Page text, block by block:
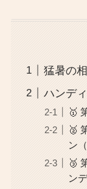
猛暑の
ハンデ
🥇
🥈
ン
🥉
ン